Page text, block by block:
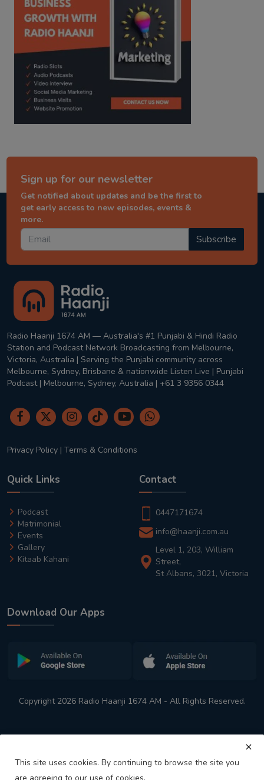
Sign up for our newsletter
Get notified about updates and be the first to
get early access to new episodes, events &
more.
Subscribe
Radio Haanji 1674 AM — Australia's #1 Punjabi & Hindi Radio
Station and Podcast Network Broadcasting from Melbourne,
Victoria, Australia | Serving the Punjabi community across
Melbourne, Sydney, Brisbane & nationwide Listen Live | Punjabi
Podcast | Melbourne, Sydney, Australia | +61 3 9356 0344
Privacy Policy | Terms & Conditions
Quick Links
Podcast
Matrimonial
Events
Gallery
Kitaab Kahani
Contact
0447171674
info@haanji.com.au
Level 1, 203, William
Street,
St Albans, 3021, Victoria
Download Our Apps
Copyright 2026 Radio Haanji 1674 AM - All Rights Reserved.
This site uses cookies. By continuing to browse the site you